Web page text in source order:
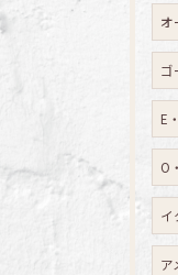
オ
ゴ
E
O
イ
ア